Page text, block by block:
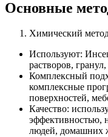
Основные
Химический
Используют:
растворов,
Комплексный
комплексные
поверхностей,
Качество:
эффективностью,
людей, домашних